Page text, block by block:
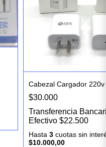
Cabezal Cargador 220v
$30.000
Transferencia
Efectivo$22.500
Hasta3 cuotas sin
$10.000,00